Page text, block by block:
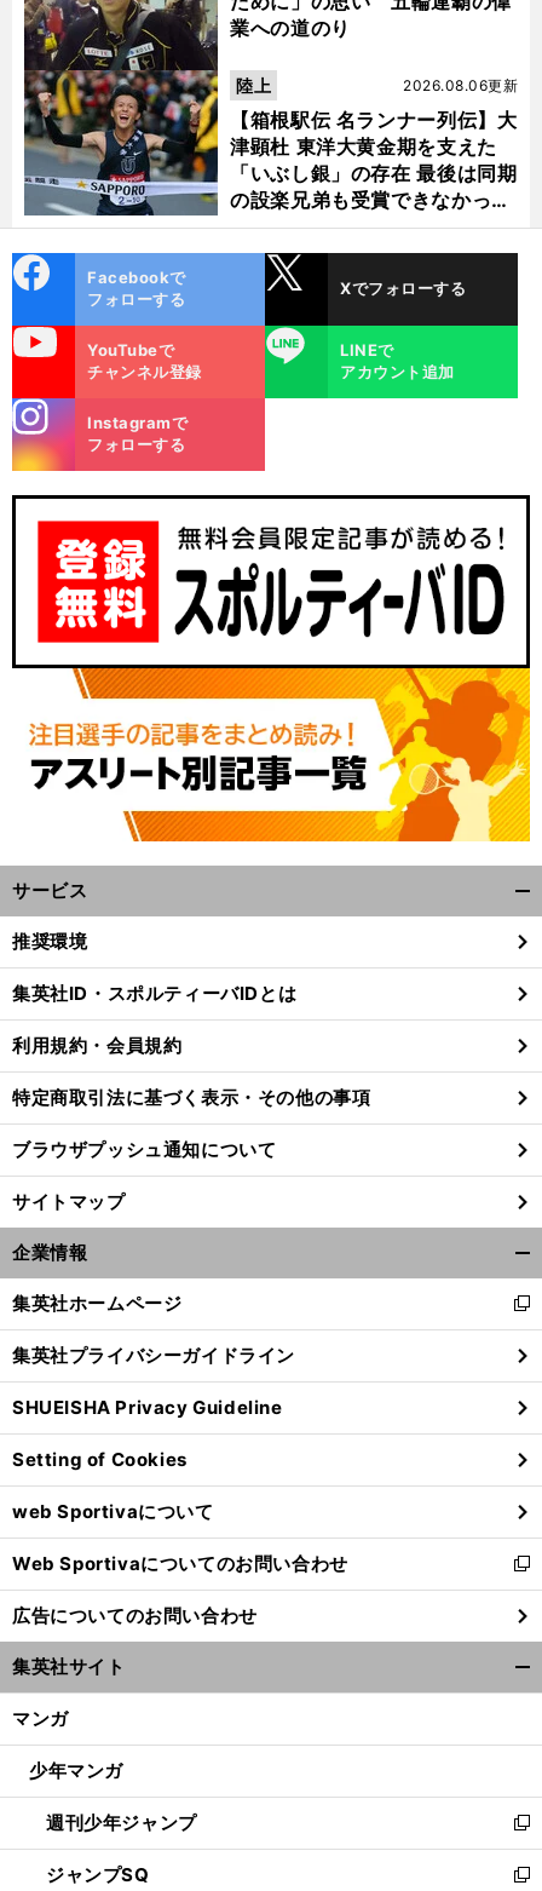
】
.
業への道のり
【箱根駅伝 名ランナー列伝】大
津顕杜 東洋大黄金期を支えた
「いぶし銀」の存在 最後は同期
の設楽兄弟も受賞できなかった
金栗杯に輝く
2026.08.06更新
陸上
ok
Facebookで
フォローする
Xでフォローする
YouTubeで
チャンネル登録
LINE
LINEで
アカウント追加
m
Instagramで
フォローする
サービス
閉
る
推奨環境
集英社ID・スポルティーバIDとは
利用規約・会員規約
特定商取引法に基づく表示・その他の事項
ブラウザプッシュ通知について
サイトマップ
企業情報
閉
る
集英社ホームページ
新
し
い
ウ
ィ
ン
ド
ウ
で
開
く
集英社プライバシーガイドライン
SHUEISHA Privacy Guideline
Setting of Cookies
web Sportivaについて
Web Sportivaについてのお問い合わせ
新
し
い
ウ
ィ
ン
ウ
開
く
広告についてのお問い合わせ
集英社サイト
マンガ
少年マンガ
週刊少年ジャンプ
新
し
い
ジャンプSQ
新